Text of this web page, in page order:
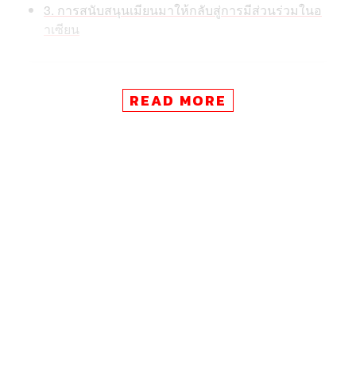
3. การสนับสนุนเมียนมาให้กลับสู่การมีส่วนร่วมในอ
าเซียน
READ MORE